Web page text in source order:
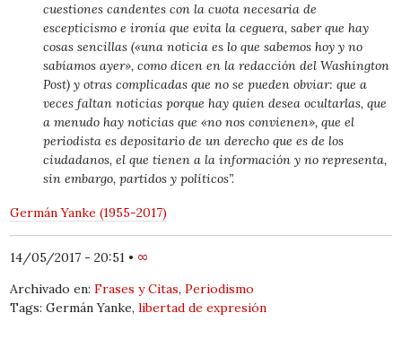
cuestiones candentes con la cuota necesaria de
escepticismo e ironía que evita la ceguera, saber que hay
cosas sencillas («una noticia es lo que sabemos hoy y no
sabíamos ayer», como dicen en la redacción del Washington
Post)y otras complicadas que no se pueden obviar: que a
veces faltan noticias porque hay quien desea ocultarlas, que
a menudo hay noticias que «no nos convienen», que el
periodista es depositario de un derecho que es de los
ciudadanos, el que tienen a la información y no representa,
sin embargo, partidos y políticos”.
Germán Yanke (1955-2017)
14/05/2017 - 20:51 • ∞
Archivado en:Frases y Citas,Periodismo
Tags: Germán Yanke,libertad de expresión